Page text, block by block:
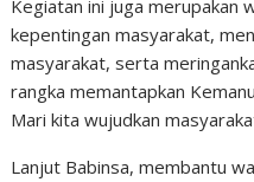
Kegiatan ini juga merupakan
kepentingan masyarakat,
masyarakat, serta
rangka memantapkan
Mari kita wujudkan
Lanjut Babinsa, membantu